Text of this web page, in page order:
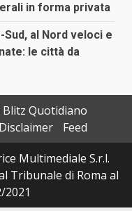
in forma privata
al Nord veloci e
le città da
Blitz Quotidiano
Disclaimer
Feed
Multimediale S.r.l.
Tribunale di Roma al
2021